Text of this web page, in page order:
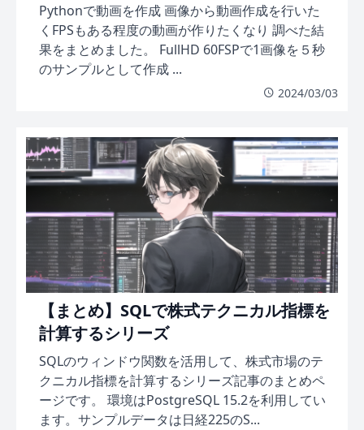
Pythonで動画を作成 画像から動画作成を行いた
くFPSもある程度の動画が作りたくなり 調べた結
果をまとめました。 FullHD 60FSPで1画像を５秒
のサンプルとして作成 ...
2024/03/03
【まとめ】SQLで株式テクニカル指標を
計算するシリーズ
SQLのウィンドウ関数を活用して、株式市場のテ
クニカル指標を計算するシリーズ記事のまとめペ
ージです。 環境はPostgreSQL 15.2を利用してい
ます。サンプルデータは日経225のS...